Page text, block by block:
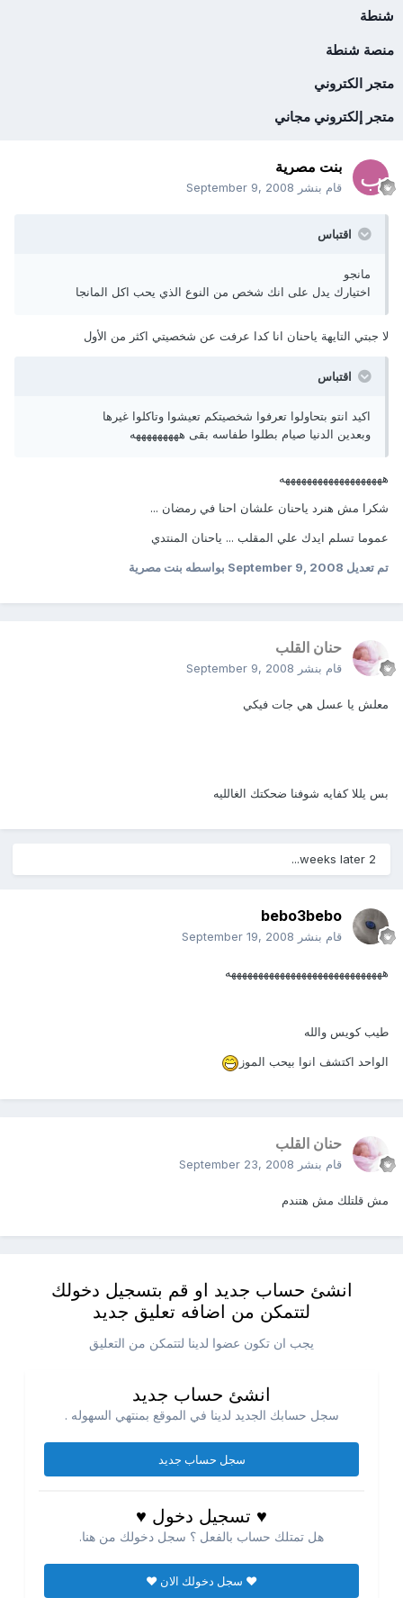
شنطة
منصة شنطة
متجر الكتروني
متجر إلكتروني مجاني
بنت مصرية
قام بنشر September 9, 2008
اقتباس
مانجو
اختيارك يدل على انك شخص من النوع الذي يحب اكل المانجا
لا جبتي التايهة ياحنان انا كدا عرفت عن شخصيتي اكثر من الأول
اقتباس
اكيد انتو بتحاولوا تعرفوا شخصيتكم تعيشوا وتاكلوا غيرها
وبعدين الدنيا صيام بطلوا طفاسه بقى هههههههههه
هههههههههههههههههههه
شكرا مش هنرد ياحنان علشان احنا في رمضان ...
عموما تسلم ايدك علي المقلب ... ياحنان المنتدي
تم تعديلSeptember 9, 2008بواسطه بنت مصرية
حنان القلب
قام بنشر September 9, 2008
معلش يا عسل هي جات فيكي
بس يللا كفايه شوفنا ضحكتك الغالليه
2 weeks later...
bebo3bebo
قام بنشر September 19, 2008
هههههههههههههههههههههههههههههه
طيب كويس والله
الواحد اكتشف انوا بيحب الموز
حنان القلب
قام بنشر September 23, 2008
مش قلتلك مش هتندم
انشئ حساب جديد او قم بتسجيل دخولك
لتتمكن من اضافه تعليق جديد
يجب ان تكون عضوا لدينا لتتمكن من التعليق
انشئ حساب جديد
سجل حسابك الجديد لدينا في الموقع بمنتهي السهوله .
سجل حساب جديد
♥ تسجيل دخول ♥
هل تمتلك حساب بالفعل ؟ سجل دخولك من هنا.
♥ سجل دخولك الان ♥